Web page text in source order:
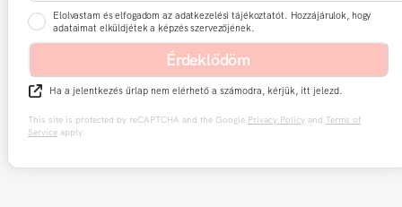
Elolvastam és elfogadom az adatkezelési tájékoztatót. Hozzájárulok, hogy
adataimat elküldjétek a képzés szervezőjének.
Érdeklődöm
Ha a jelentkezés űrlap nem elérhető a számodra, kérjük, itt jelezd.
This site is protected by reCAPTCHA and the Google Privacy Policy and Terms of
Service apply.